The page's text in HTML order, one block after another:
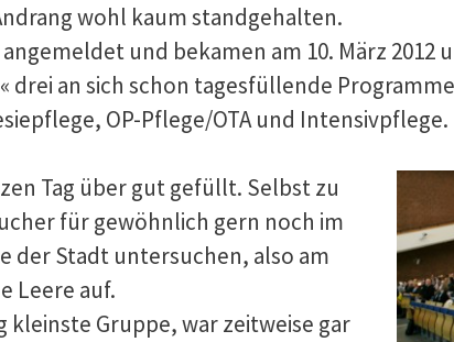
wohl kaum standgehalten.
und bekamen am 10. März 2012
drei an sich schon tagesfüllende
OP-Pflege/OTA und Intensivpflege.
Tag über gut gefüllt. Selbst zu
für gewöhnlich gern noch im
der Stadt untersuchen, also am
Leere auf.
Gruppe, war zeitweise gar